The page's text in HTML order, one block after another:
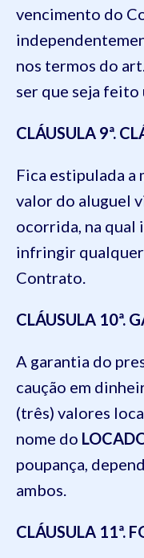
vencimento do
nos termos do
ser que seja
CLÁUSULA 9ª.
Fica estipulada a
valor do aluguel
ocorrida, na qual
infringir
Contrato.
CLÁUSULA 10ª.
A garantia do
caução em
(três) valores
nome do
poupança,
ambos.
CLÁUSULA 11ª.